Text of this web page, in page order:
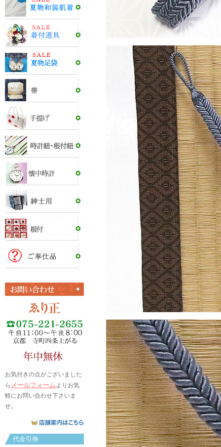
お気付きの点がございました
ら メールフォームよりお気
軽にお問い合わせ下さいま
せ。
代金引換